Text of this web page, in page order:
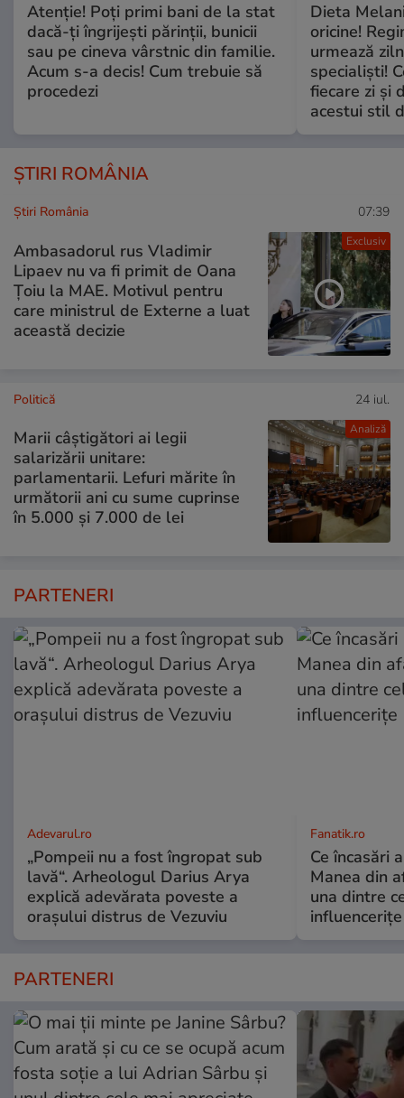
Atenție! Poți primi bani de la stat
dacă-ți îngrijești părinții, bunicii
sau pe cineva vârstnic din familie.
Acum s-a decis! Cum trebuie să
procedezi
Dieta
oricine!
urmează
specialiști!
fiecare zi și
acestui stil
ȘTIRI ROMÂNIA
Exclusiv
Știri România 07:39
Ambasadorul rus Vladimir
Lipaev nu va fi primit de Oana
Țoiu la MAE. Motivul pentru
care ministrul de Externe a luat
această decizie
Analiză
Politică 24 iul.
Marii câștigători ai legii
salarizării unitare:
parlamentarii. Lefuri mărite în
următorii ani cu sume cuprinse
în 5.000 și 7.000 de lei
PARTENERI
Adevarul.ro
„Pompeii nu a fost îngropat sub
lavă“. Arheologul Darius Arya
explică adevărata poveste a
orașului distrus de Vezuviu
Fanatik.ro
Ce încasări
Manea din
una dintre
influencerițe
PARTENERI